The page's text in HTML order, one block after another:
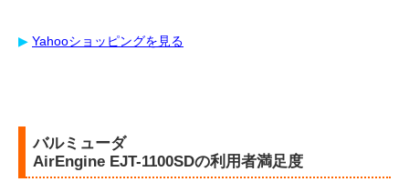
▶︎ Yahooショッピングを見る
バルミューダ
AirEngine EJT-1100SDの利用者満足度